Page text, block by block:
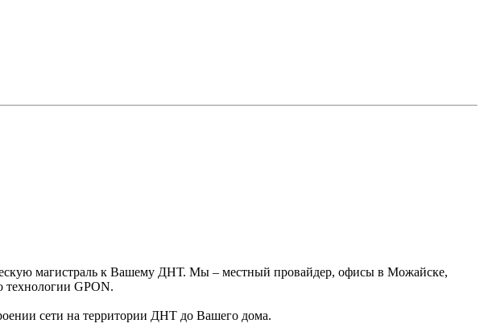
магистраль к Вашему ДНТ. Мы – местный провайдер, офисы в Можайске,
технологии GPON.
сети на территории ДНТ до Вашего дома.